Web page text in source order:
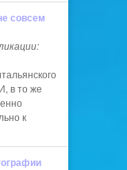
совсем
в то же
к